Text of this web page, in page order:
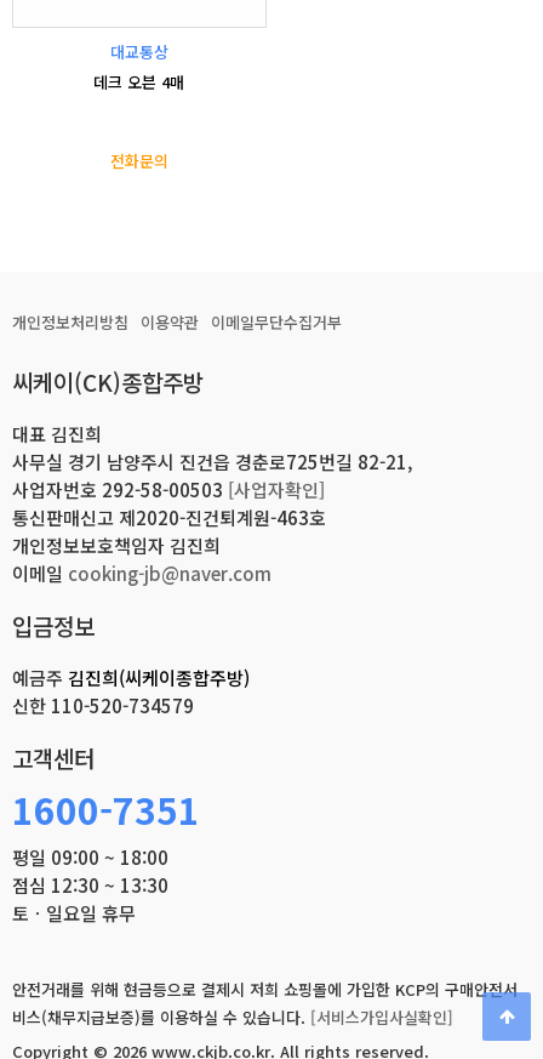
대교통상
데크 오븐 4매
전화문의
개인정보처리방침 이용약관 이메일무단수집거부
씨케이(CK)종합주방
대표 김진희
사무실 경기 남양주시 진건읍 경춘로725번길 82-21,
사업자번호 292-58-00503 [사업자확인]
통신판매신고 제2020-진건퇴계원-463호
개인정보보호책임자 김진희
이메일 cooking-jb@naver.com
입금정보
예금주 김진희(씨케이종합주방)
신한 110-520-734579
고객센터
1600-7351
평일 09:00 ~ 18:00
점심 12:30 ~ 13:30
토ㆍ일요일 휴무
안전거래를 위해 현금등으로 결제시 저희 쇼핑몰에 가입한 KCP의 구매안전서
비스(채무지급보증)를 이용하실 수 있습니다. [서비스가입사실확인]
Copyright © 2026 www.ckjb.co.kr. All rights reserved.